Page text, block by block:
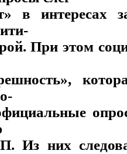
в интересах
При этом
Из них